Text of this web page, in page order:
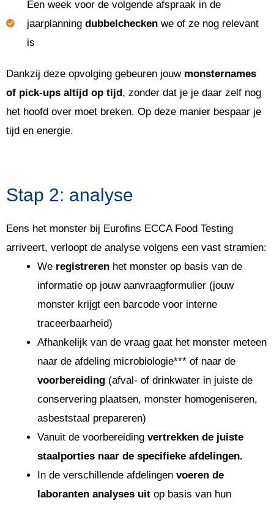
Een week voor de volgende afspraak in de
jaarplanning dubbelcheckenwe of ze nog relevant
is
Dankzij deze opvolging gebeuren jouw monsternames
of pick-ups altijd op tijd, zonder dat je je daar zelf nog
het hoofd over moet breken. Op deze manier bespaar je
tijd en energie.
Stap 2: analyse
Eens het monster bij Eurofins ECCA Food Testing
arriveert, verloopt de analyse volgens een vast stramien:
We registreren het monster op basis van de
informatie op jouw aanvraagformulier (jouw
monster krijgt een barcode voor interne
traceerbaarheid)
Afhankelijk van de vraag gaat het monster meteen
naar de afdeling microbiologie*** of naar de
voorbereiding (afval- of drinkwater in juiste de
conservering plaatsen, monster homogeniseren,
asbeststaal prepareren)
Vanuit de voorbereiding vertrekken de juiste
staalporties naar de specifieke afdelingen.
In de verschillende afdelingen voeren de
laboranten analyses uit op basis van hun